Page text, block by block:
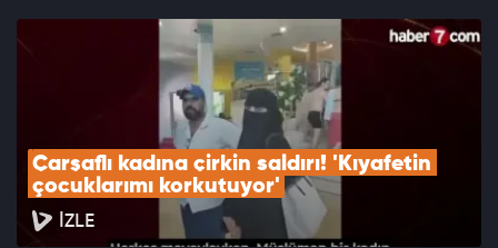
Çarşaflı kadına çirkin saldırı! 'Kıyafetin
çocuklarımı korkutuyor'
İZLE